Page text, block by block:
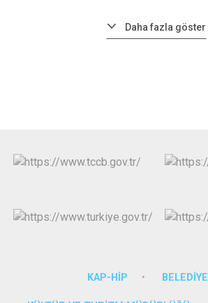
Daha fazla göster
KAP-HİP BELEDİYE